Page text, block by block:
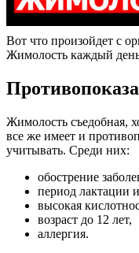
Вот что произойдет с
Жимолость каждый
Жимолость съедобная,
все же имеет и
учитывать. Среди них:
обострение
период лактации
высокая
возраст до 12 лет,
аллергия.